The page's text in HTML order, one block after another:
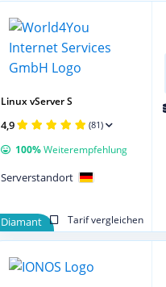
Diamant Tarif vergleichen
Linux vServer S
4,9 (81)
100%Weiterempfehlung
Serverstandort